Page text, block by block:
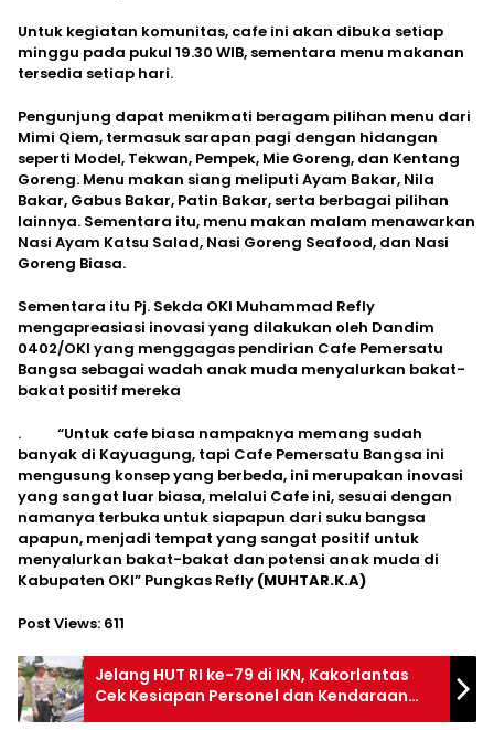
Untuk kegiatan komunitas, cafe ini akan dibuka setiap
minggu pada pukul 19.30 WIB, sementara menu makanan
tersedia setiap hari.
Pengunjung dapat menikmati beragam pilihan menu dari
Mimi Qiem, termasuk sarapan pagi dengan hidangan
seperti Model, Tekwan, Pempek, Mie Goreng, dan Kentang
Goreng. Menu makan siang meliputi Ayam Bakar, Nila
Bakar, Gabus Bakar, Patin Bakar, serta berbagai pilihan
lainnya. Sementara itu, menu makan malam menawarkan
Nasi Ayam Katsu Salad, Nasi Goreng Seafood, dan Nasi
Goreng Biasa.
Sementara itu Pj. Sekda OKI Muhammad Refly
mengapreasiasi inovasi yang dilakukan oleh Dandim
0402/OKI yang menggagas pendirian Cafe Pemersatu
Bangsa sebagai wadah anak muda menyalurkan bakat-
bakat positif mereka
. “Untuk cafe biasa nampaknya memang sudah
banyak di Kayuagung, tapi Cafe Pemersatu Bangsa ini
mengusung konsep yang berbeda, ini merupakan inovasi
yang sangat luar biasa, melalui Cafe ini, sesuai dengan
namanya terbuka untuk siapapun dari suku bangsa
apapun, menjadi tempat yang sangat positif untuk
menyalurkan bakat-bakat dan potensi anak muda di
Kabupaten OKI” Pungkas Refly (MUHTAR.K.A)
Post Views: 611
Jelang HUT RI ke-79 di IKN, Kakorlantas
Cek Kesiapan Personel dan Kendaraan
Lalu Lintas